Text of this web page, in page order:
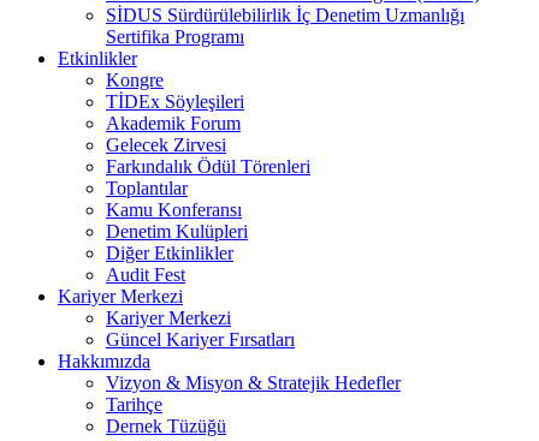
SİDUS Sürdürülebilirlik İç Denetim Uzmanlığı
Sertifika Programı
Etkinlikler
Kongre
TİDEx Söyleşileri
Akademik Forum
Gelecek Zirvesi
Farkındalık Ödül Törenleri
Toplantılar
Kamu Konferansı
Denetim Kulüpleri
Diğer Etkinlikler
Audit Fest
Kariyer Merkezi
Kariyer Merkezi
Güncel Kariyer Fırsatları
Hakkımızda
Vizyon & Misyon & Stratejik Hedefler
Tarihçe
Dernek Tüzüğü